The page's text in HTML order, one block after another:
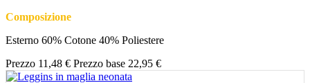
Composizione
Esterno 60% Cotone 40% Poliestere
Prezzo 11,48 € Prezzo base 22,95 €